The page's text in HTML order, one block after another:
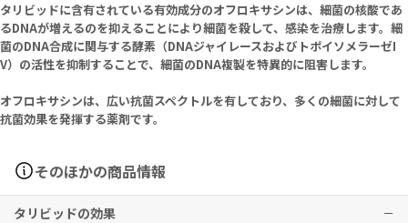
タリビッドに含有されている有効成分のオフロキサシンは、細菌の核酸であ
るDNAが増えるのを抑えることにより細菌を殺して、感染を治療します。細
菌のDNA合成に関与する酵素（DNAジャイレースおよびトポイソメラーゼI
V）の活性を抑制することで、細菌のDNA複製を特異的に阻害します。
オフロキサシンは、広い抗菌スペクトルを有しており、多くの細菌に対して
抗菌効果を発揮する薬剤です。
そのほかの商品情報
タリビッドの効果